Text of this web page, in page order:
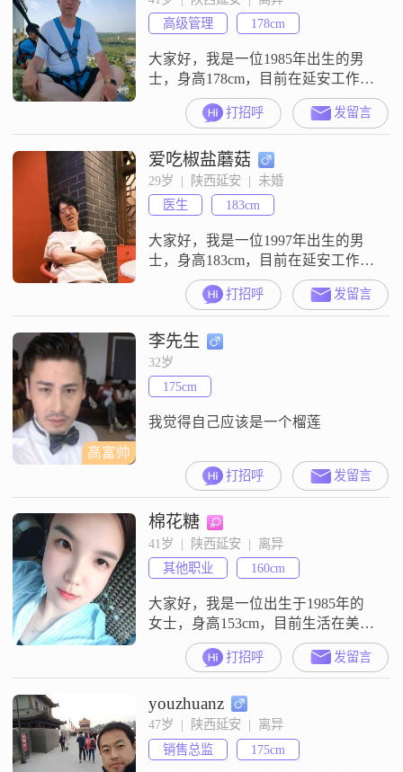
高级管理
178cm
大家好，我是一位1985年出生的男
士，身高178cm，目前在延安工作
##3002##我的月收入在20001到
50000元之间，拥有大专学历
##3002##我觉得自己是一个稳重可
靠的人，生活中比较成熟稳重，喜
欢提前规划未来##3002##我特别注
重生活品质，在工作之余，我喜欢
去探寻各种美食店铺，也爱自己下
厨做菜烹饪，觉得
打招呼 发留言
爱吃椒盐蘑菇
29岁  |  陕西延安  |  未婚
医生
183cm
大家好，我是一位1997年出生的男
士，身高183cm，目前在延安工作，
月收入在5001到8000元之间
##3002##我拥有大学本科学历，平
时喜欢玩电子游戏##3002##我觉得
电子游戏不仅能让我放松，还能锻
炼我的反应能力和团队合作精神
##3002##在生活中，我非常注重真
诚相待和相互尊重##3002##我相
信，只有真
打招呼 发留言
高富帅
李先生
32岁
175cm
我觉得自己应该是一个榴莲
打招呼 发留言
棉花糖
41岁  |  陕西延安  |  离异
其他职业
160cm
大家好，我是一位出生于1985年的
女士，身高153cm，目前生活在美丽
的延安##3002##我的学历是中专，
现在的工作收入在3000元以下
##3002##我性格温柔体贴，善解人
意，非常重视家庭，认为家庭是生
活的重心##3002##我喜欢精致的生
活方式，注重生活中的小细节，比
如美食烹饪和家居装饰布置，我觉
打招呼 发留言
youzhuanz
47岁  |  陕西延安  |  离异
销售总监
175cm